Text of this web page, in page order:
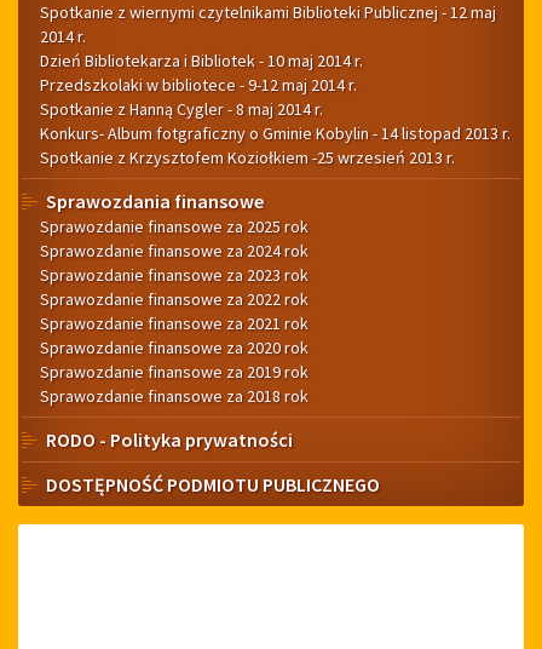
Spotkanie z wiernymi czytelnikami Biblioteki Publicznej - 12 maj
2014 r.
Dzień Bibliotekarza i Bibliotek - 10 maj 2014 r.
Przedszkolaki w bibliotece - 9-12 maj 2014 r.
Spotkanie z Hanną Cygler - 8 maj 2014 r.
Konkurs- Album fotgraficzny o Gminie Kobylin - 14 listopad 2013 r.
Spotkanie z Krzysztofem Koziołkiem -25 wrzesień 2013 r.
Sprawozdania finansowe
Sprawozdanie finansowe za 2025 rok
Sprawozdanie finansowe za 2024 rok
Sprawozdanie finansowe za 2023 rok
Sprawozdanie finansowe za 2022 rok
Sprawozdanie finansowe za 2021 rok
Sprawozdanie finansowe za 2020 rok
Sprawozdanie finansowe za 2019 rok
Sprawozdanie finansowe za 2018 rok
RODO - Polityka prywatności
DOSTĘPNOŚĆ PODMIOTU PUBLICZNEGO